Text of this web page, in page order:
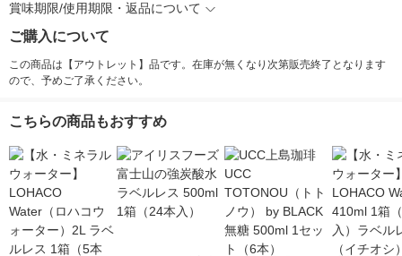
賞味期限/使用期限・返品について
ご購入について
この商品は【アウトレット】品です。在庫が無くなり次第販売終了となります
ので、予めご了承ください。
こちらの商品もおすすめ